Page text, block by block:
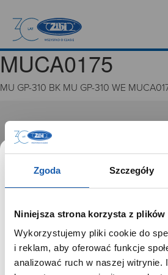
Zgoda Szczegóły
Niniejsza strona korzysta z plików
Wykorzystujemy pliki cookie do
i reklam, aby oferować funkcje
analizować ruch w naszej witrynie.
MUCA0175
MU GP-310 BK MU GP-310 WE
GRUPA ZIBI
Historia
Misja, wizja i wartości Grupy Zibi
Ważne daty
Zgoda na ciasteczka
PRODUKTY
Zegarki
SZANOWNY
SZANOWNA